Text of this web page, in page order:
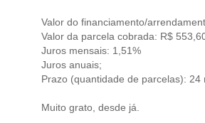
Valor do financiamento/
Valor da parcela cobrada: R$
Juros mensais: 1,51%
Juros anuais;
Prazo (quantidade de parcelas): 24
Muito grato, desde já.